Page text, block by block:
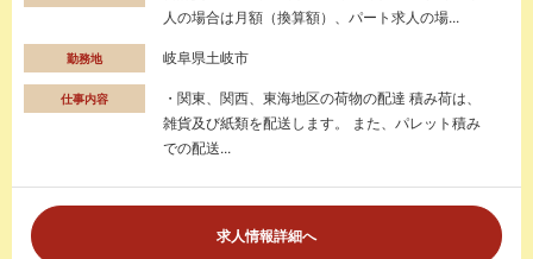
人の場合は月額（換算額）、パート求人の場...
勤務地 岐阜県土岐市
仕事内容
・関東、関西、東海地区の荷物の配達 積み荷は、
雑貨及び紙類を配送します。 また、パレット積み
での配送...
求人情報詳細へ